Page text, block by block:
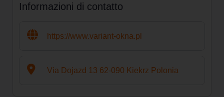
Informazioni di contatto
https://www.variant-okna.pl
Via Dojazd 13 62-090 Kiekrz Polonia